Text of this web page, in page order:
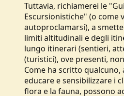
Tuttavia, richiamerei le
Escursionistiche" (o come
autoproclamarsi), a
limiti altitudinali e degli
lungo itinerari (sentieri,
(turistici), ove presenti,
Come ha scritto qualcuno,
educare e sensibilizzare i
flora e la fauna, possono